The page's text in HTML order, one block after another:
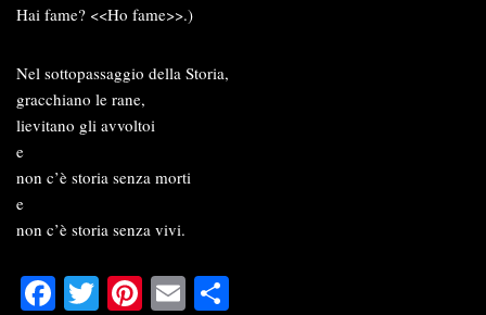
Hai fame? <<Ho fame>>.)
Nel sottopassaggio della Storia,
gracchiano le rane,
lievitano gli avvoltoi
e
non c’è storia senza morti
e
non c’è storia senza vivi.
Fa T Pi E